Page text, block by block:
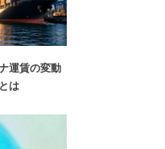
運賃の変動
は